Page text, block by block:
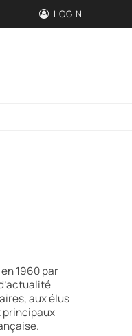
LOGIN
1960 par
aux élus
principaux